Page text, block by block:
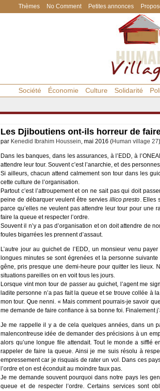
Thèmes No Comment Petites annonces
Société Économie Culture Solidarité
Les Djiboutiens ont-ils horreur de
par Kenedid Ibrahim Houssein, mai 2016 (Human village 27
Dans les banques, dans les assurances, à l’EDD, à
attendre leur tour. Souvent c’est l’anarchie, et des
Si ailleurs, chacun attend calmement son tour dans les
cette culture de l’organisation.
Partout c’est l’attroupement et on ne sait pas qui doit
peine de débarquer veulent être servies illico presto. Elles
parce qu’elles ne veulent pas attendre leur tour pour une
faire la queue et respecter l’ordre.
Souvent il n’y a pas d’organisation et on doit attendre de
foules bigarrées les prennent d’assaut.
L’autre jour au guichet de l’EDD, un monsieur venu
longues minutes se sont égrenées et la personne
gêne, pris presque une demi-heure pour quitter les lieux.
situations pareilles on en voit tous les jours.
Lorsque vint mon tour de passer au guichet, l’agent me
ladite personne n’a pas fait la queue et se trouve collée à
mon tour. Que nenni. « Mais comment pourrais-je savoir
me demande de faire confiance à sa bonne foi. Finalement
Je me rappelle il y a de cela quelques années, dans un
malencontreuse idée de demander des précisions à un
alors qu’une longue file attendait. Tout le monde a sifflé
rappeler de faire la queue. Ainsi je me suis résolu à
empressement car je risquais de rater un vol. Dans ces
l’ordre et on est éconduit au moindre faux pas.
Je me demande souvent pourquoi dans notre pays les
queue et de respecter l’ordre. Certains services sont